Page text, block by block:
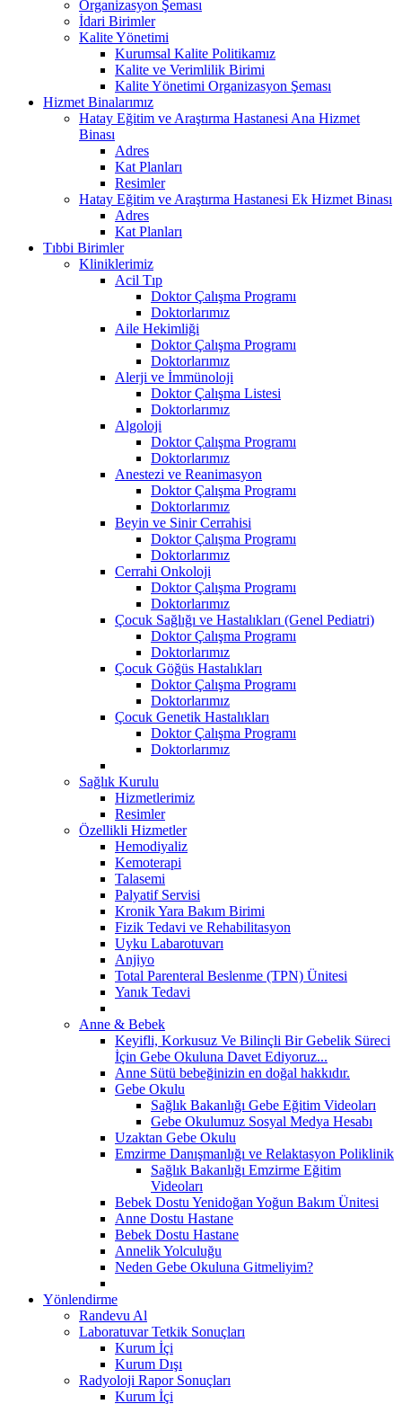
Organizasyon Şeması
İdari Birimler
Kalite Yönetimi
Kurumsal Kalite Politikamız
Kalite ve Verimlilik Birimi
Kalite Yönetimi Organizasyon Şeması
Hizmet Binalarımız
Hatay Eğitim ve Araştırma Hastanesi Ana Hizmet
Binası
Adres
Kat Planları
Resimler
Hatay Eğitim ve Araştırma Hastanesi Ek Hizmet Binası
Adres
Kat Planları
Tıbbi Birimler
Kliniklerimiz
Acil Tıp
Doktor Çalışma Programı
Doktorlarımız
Aile Hekimliği
Doktor Çalışma Programı
Doktorlarımız
Alerji ve İmmünoloji
Doktor Çalışma Listesi
Doktorlarımız
Algoloji
Doktor Çalışma Programı
Doktorlarımız
Anestezi ve Reanimasyon
Doktor Çalışma Programı
Doktorlarımız
Beyin ve Sinir Cerrahisi
Doktor Çalışma Programı
Doktorlarımız
Cerrahi Onkoloji
Doktor Çalışma Programı
Doktorlarımız
Çocuk Sağlığı ve Hastalıkları (Genel Pediatri)
Doktor Çalışma Programı
Doktorlarımız
Çocuk Göğüs Hastalıkları
Doktor Çalışma Programı
Doktorlarımız
Çocuk Genetik Hastalıkları
Doktor Çalışma Programı
Doktorlarımız
Sağlık Kurulu
Hizmetlerimiz
Resimler
Özellikli Hizmetler
Hemodiyaliz
Kemoterapi
Talasemi
Palyatif Servisi
Kronik Yara Bakım Birimi
Fizik Tedavi ve Rehabilitasyon
Uyku Labarotuvarı
Anjiyo
Total Parenteral Beslenme (TPN) Ünitesi
Yanık Tedavi
Anne & Bebek
Keyifli, Korkusuz Ve Bilinçli Bir Gebelik Süreci
İçin Gebe Okuluna Davet Ediyoruz...
Anne Sütü bebeğinizin en doğal hakkıdır.
Gebe Okulu
Sağlık Bakanlığı Gebe Eğitim Videoları
Gebe Okulumuz Sosyal Medya Hesabı
Uzaktan Gebe Okulu
Emzirme Danışmanlığı ve Relaktasyon Poliklinik
Sağlık Bakanlığı Emzirme Eğitim
Videoları
Bebek Dostu Yenidoğan Yoğun Bakım Ünitesi
Anne Dostu Hastane
Bebek Dostu Hastane
Annelik Yolculuğu
Neden Gebe Okuluna Gitmeliyim?
Yönlendirme
Randevu Al
Laboratuvar Tetkik Sonuçları
Kurum İçi
Kurum Dışı
Radyoloji Rapor Sonuçları
Kurum İçi